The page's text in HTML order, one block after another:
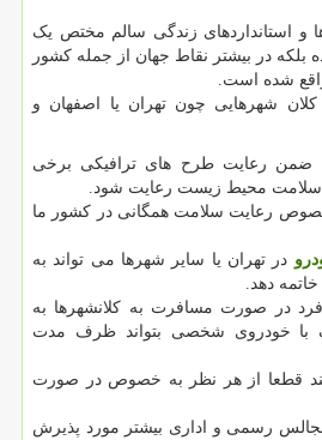
و استانداردهای زندگی سالم مختص یک
بلکه در بیشتر نقاط جهان از جمله کشور
شده است.
شهرهایی چون تهران یا اصفهان و
ضمن رعایت طرح های ترافیکی برخی
سلامت محیط زیست رعایت شود.
خصوص رعایت سلامت همگانی در کشور ما
در تهران یا سایر شهرها می تواند به
دهد.
در صورت مسافرت به کلانشهرها به
با خودروی شخصی بتواند ظرف مدت
قطعا از هر نظر به خصوص در صورت
رسمی و اداری بیشتر مورد پذیرش